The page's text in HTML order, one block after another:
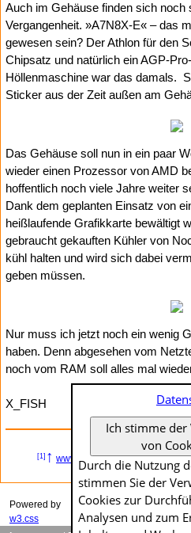
Auch im Gehäuse finden sich noch
Vergangenheit. »A7N8X-E« – das
gewesen sein? Der Athlon für den
Chipsatz und natürlich ein AGP-
Höllenmaschine war das damals.
Sticker aus der Zeit außen am
Das Gehäuse soll nun in ein paar
wieder einen Prozessor von AMD
hoffentlich noch viele Jahre weiter
Dank dem geplanten Einsatz von
heißlaufende Grafikkarte bewältigt
gebraucht gekauften Kühler von
kühl halten und wird sich dabei
geben müssen.
Nur muss ich jetzt noch ein wenig
haben. Denn abgesehen vom
noch vom RAM soll alles mal
X_FISH
[1] ↑ www.x-fish.org– Eine recht
Das Generieren dieser
Powered by
w3.css
Ich stimme der
von
Durch die Nutzung
stimmen Sie der
Cookies zur
Analysen und zum